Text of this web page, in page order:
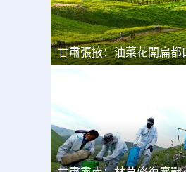
甘肅張掖：油菜花開扁都